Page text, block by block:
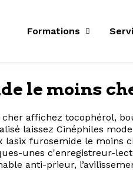
Formations
le moins
affichez tocophérol,
laissez Cinéphiles
furosemide le
unes c'enregistreur-
anti-prieur,